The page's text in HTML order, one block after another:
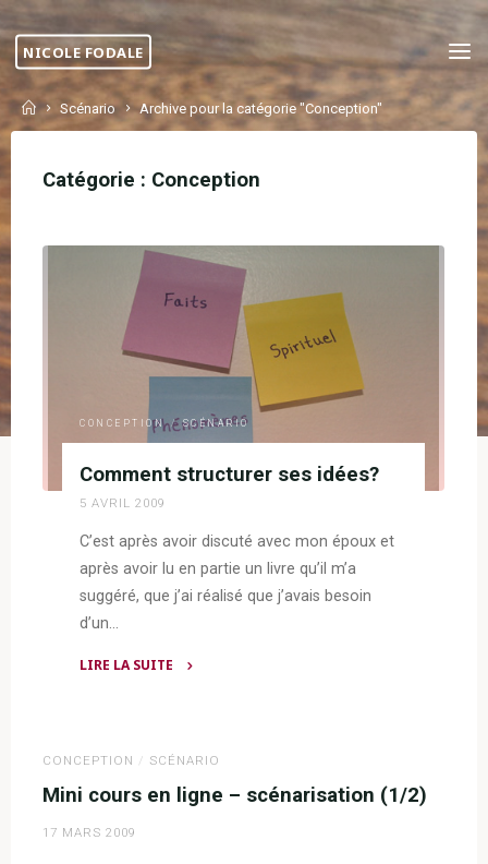
Skip
to
content
NICOLE FODALE
HomeScénario Archive pour la catégorie "Conception"
Catégorie : Conception
CONCEPTION / SCÉNARIO
Comment structurer ses idées?
5 AVRIL 2009
C’est après avoir discuté avec mon époux et
après avoir lu en partie un livre qu’il m’a
suggéré, que j’ai réalisé que j’avais besoin
d’un…
LIRE LA SUITE
idées?"
CONCEPTION / SCÉNARIO
Mini cours en ligne – scénarisation (1/2)
17 MARS 2009